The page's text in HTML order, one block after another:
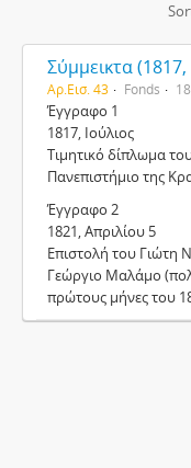
Σύμμεικτα
Αρ.Εισ. 43 Fonds
Έγγραφο 1
1817, Ιούλιος
Τιμητικό δίπλωμα
Πανεπιστήμιο της
Έγγραφο 2
1821, Απριλίου 5
Επιστολή του Γιώτη
Γεώργιο Μαλάμο
πρώτους μήνες του